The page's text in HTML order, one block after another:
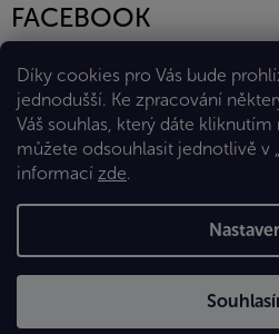
Díky cookies pro Vás bude
jednodušší. Ke zpracování
Váš souhlas, který dáte kliknutím
můžete odsouhlasit jednotlivě v
informací zde.
FACEBOOK
Vytvořil
Copyright 2026Eshop Diana
práva